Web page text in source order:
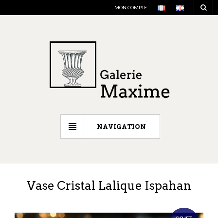
MON COMPTE
NAVIGATION
Vase Cristal Lalique Ispahan